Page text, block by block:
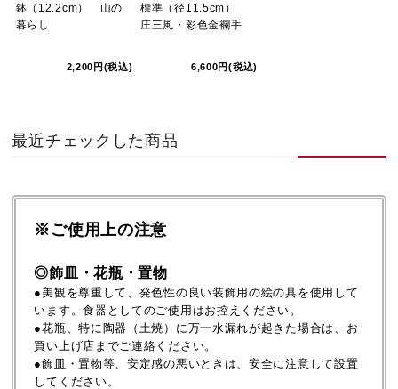
鉢（12.2cm） 山の
暮らし
2,200円(税込)
標準（径11.5cm）
庄三風・彩色金襴手
6,600円(税込)
最近チェックした商品
※ご使用上の注意
◎飾皿・花瓶・置物
●美観を尊重して、発色性の良い装飾用の絵の具を使用して
います。食器としてのご使用はお控えください。
●花瓶、特に陶器（土焼）に万一水漏れが起きた場合は、お
買い上げ店までご連絡ください。
●飾皿・置物等、安定感の悪いときは、安全に注意して設置
してください。